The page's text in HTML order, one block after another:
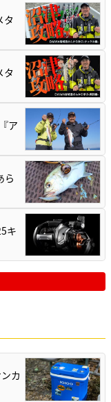
タ
タ
ア
ら
キ
カ